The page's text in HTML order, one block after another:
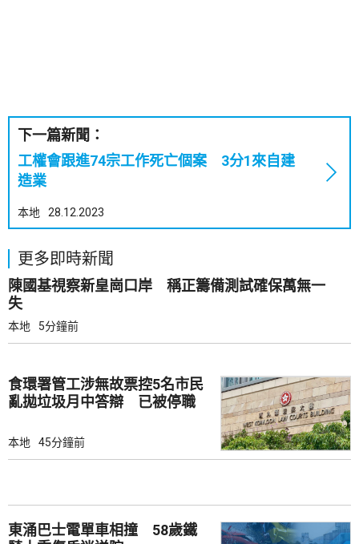
下一篇新聞：
工權會跟進74宗工作死亡個案 3分1來自建
造業
本地 28.12.2023
更多即時新聞
陳國基視察新皇崗口岸 稱正籌備測試確保萬無一
失
本地 5分鐘前
食環署管工涉無故票控5名市民
亂拋垃圾月中答辯 已被停職
本地 45分鐘前
東涌巴士電單車相撞 58歲鐵